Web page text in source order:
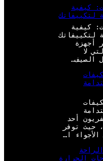
كيفية
لتكييفاتك
كيفية
لتكييفاتك
أجهزة
لا
الصيف…
أحد
حيث توفر
ا…
الحرارة